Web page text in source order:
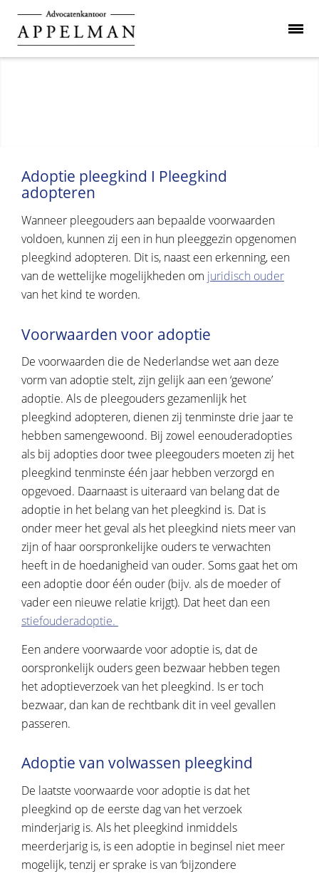
Adoptie pleegkind I Pleegkind
adopteren
Wanneer pleegouders aan bepaalde voorwaarden
voldoen, kunnen zij een in hun pleeggezin opgenomen
pleegkind adopteren. Dit is, naast een erkenning, een
van de wettelijke mogelijkheden om juridisch ouder
van het kind te worden.
Voorwaarden voor adoptie
De voorwaarden die de Nederlandse wet aan deze
vorm van adoptie stelt, zijn gelijk aan een ‘gewone’
adoptie. Als de pleegouders gezamenlijk het
pleegkind adopteren, dienen zij tenminste drie jaar te
hebben samengewoond. Bij zowel eenouderadopties
als bij adopties door twee pleegouders moeten zij het
pleegkind tenminste één jaar hebben verzorgd en
opgevoed. Daarnaast is uiteraard van belang dat de
adoptie in het belang van het pleegkind is. Dat is
onder meer het geval als het pleegkind niets meer van
zijn of haar oorspronkelijke ouders te verwachten
heeft in de hoedanigheid van ouder. Soms gaat het om
een adoptie door één ouder (bijv. als de moeder of
vader een nieuwe relatie krijgt). Dat heet dan een
stiefouderadoptie.
Een andere voorwaarde voor adoptie is, dat de
oorspronkelijk ouders geen bezwaar hebben tegen
het adoptieverzoek van het pleegkind. Is er toch
bezwaar, dan kan de rechtbank dit in veel gevallen
passeren.
Adoptie van volwassen pleegkind
De laatste voorwaarde voor adoptie is dat het
pleegkind op de eerste dag van het verzoek
minderjarig is. Als het pleegkind inmiddels
meerderjarig is, is een adoptie in beginsel niet meer
mogelijk, tenzij er sprake is van ‘bijzondere